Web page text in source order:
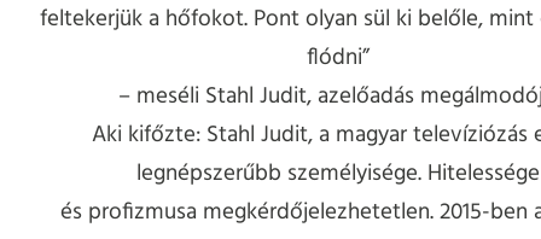
feltekerjük a hőfokot. Pont olyan sül ki belőle,
flódni”
– meséli Stahl Judit, azelőadás
Aki kifőzte: Stahl Judit, a magyar televíziózás
legnépszerűbb személyisége. Hitelessége
és profizmusa megkérdőjelezhetetlen. 2015-ben